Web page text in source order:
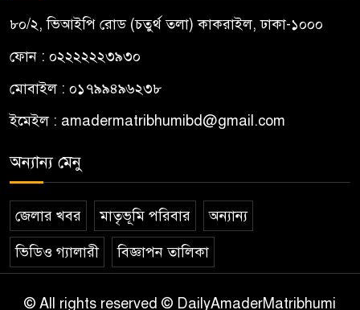
৮০/২, ভিআইপি রোড (চতুর্থ তলা) কাকরাইল, ঢাকা-১০০০
ফোন : ০২২২২২২৩৯৩০
মোবাইল : ০১৭৯৯৪৯৬২৩৮
ইমেইল : amadermatribhumibd@gmail.com
অন্যান্য মেনু
জেলার খবর মাতৃভূমি পরিবার অন্যান্য
ভিডিও গ্যালারী বিজ্ঞাপন তালিকা
© All rights reserved © DailyAmaderMatribhumi